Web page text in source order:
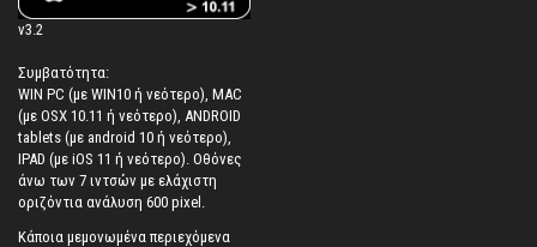
v3.2
Συμβατότητα:
WIN PC (με WIN10 ή νεότερο), MAC
(με OSX 10.11 ή νεότερο), ANDROID
tablets (με android 10 ή νεότερο),
IPAD (με iOS 11 ή νεότερο). Oθόνες
άνω των 7 ιντσών με ελάχιστη
οριζόντια ανάλυση 600 pixel.
Κάποια μεμονωμένα περιεχόμενα